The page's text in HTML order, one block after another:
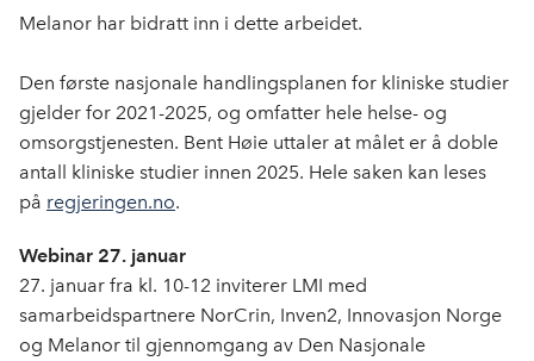
n
t
Melanor har bidratt inn i dette arbeidet.
Den første nasjonale handlingsplanen for kliniske studier
gjelder for 2021-2025, og omfatter hele helse- og
omsorgstjenesten. Bent Høie uttaler at målet er å doble
antall kliniske studier innen 2025. Hele saken kan leses
på regjeringen.no.
Webinar 27. januar
27. januar fra kl. 10-12 inviterer LMI med
samarbeidspartnere NorCrin, Inven2, Innovasjon Norge
og Melanor til gjennomgang av Den Nasjonale